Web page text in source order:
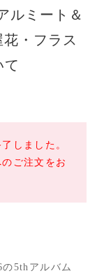
ルミート＆
・フラス
しました。
ご注文をお
5thアルバム